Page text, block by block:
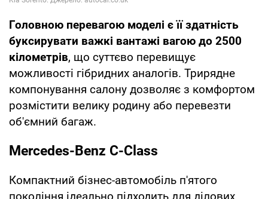
Головною перевагою моделі є її здатність
буксирувати важкі вантажі вагою до 2500
кілометрів, що суттєво перевищує
можливості гібридних аналогів. Трирядне
компонування салону дозволяє з комфортом
розмістити велику родину або перевезти
об'ємний багаж.
Mercedes-Benz C-Class
Компактний бізнес-автомобіль п'ятого